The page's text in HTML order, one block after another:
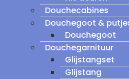
Douchecabines
Douchegoot &
Douchegoot
Douchegarnituur
Glijstangset
Glijstang